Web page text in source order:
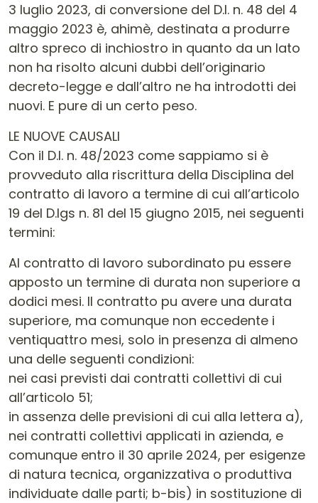
3 luglio 2023, di conversione del D.l. n. 48 del 4
maggio 2023 è, ahimè, destinata a produrre
altro spreco di inchiostro in quanto da un lato
non ha risolto alcuni dubbi dell’originario
decreto-legge e dall’altro ne ha introdotti dei
nuovi. E pure di un certo peso.
LE NUOVE CAUSALI
Con il D.l. n. 48/2023 come sappiamo si è
provveduto alla riscrittura della Disciplina del
contratto di lavoro a termine di cui all’articolo
19 del D.lgs n. 81 del 15 giugno 2015, nei seguenti
termini:
Al contratto di lavoro subordinato pu essere
apposto un termine di durata non superiore a
dodici mesi. Il contratto pu avere una durata
superiore, ma comunque non eccedente i
ventiquattro mesi, solo in presenza di almeno
una delle seguenti condizioni:
nei casi previsti dai contratti collettivi di cui
all’articolo 51;
in assenza delle previsioni di cui alla lettera a),
nei contratti collettivi applicati in azienda, e
comunque entro il 30 aprile 2024, per esigenze
di natura tecnica, organizzativa o produttiva
individuate dalle parti; b-bis) in sostituzione di